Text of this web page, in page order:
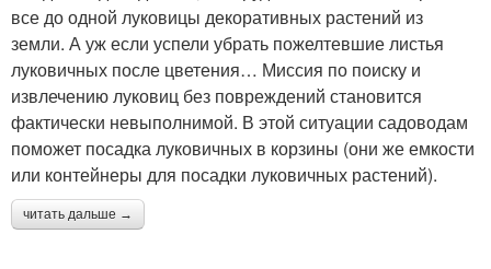
все до одной луковицы декоративных растений из
земли. А уж если успели убрать пожелтевшие листья
луковичных после цветения… Миссия по поиску и
извлечению луковиц без повреждений становится
фактически невыполнимой. В этой ситуации садоводам
поможет посадка луковичных в корзины (они же емкости
или контейнеры для посадки луковичных растений).
читать дальше →